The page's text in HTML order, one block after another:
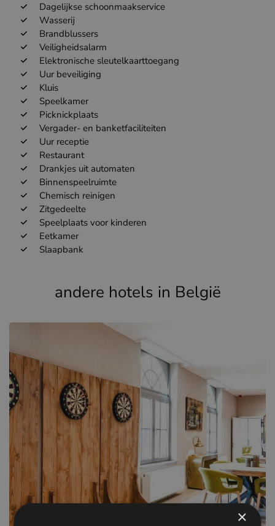
Dagelijkse schoonmaakservice
Wasserij
Brandblussers
Veiligheidsalarm
Elektronische sleutelkaarttoegang
Uur beveiliging
Kluis
Speelkamer
Picknickplaats
Vergader- en banketfaciliteiten
Uur receptie
Restaurant
Drankjes uit automaten
Binnenspeelruimte
Chemisch reinigen
Zitgedeelte
Speelplaats voor kinderen
Eetkamer
Slaapbank
andere hotels in België
×